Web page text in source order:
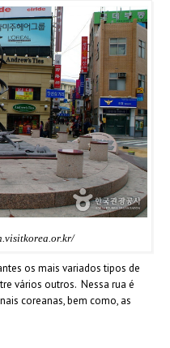
os mais variados tipos de
vários outros. Nessa rua é
coreanas, bem como, as